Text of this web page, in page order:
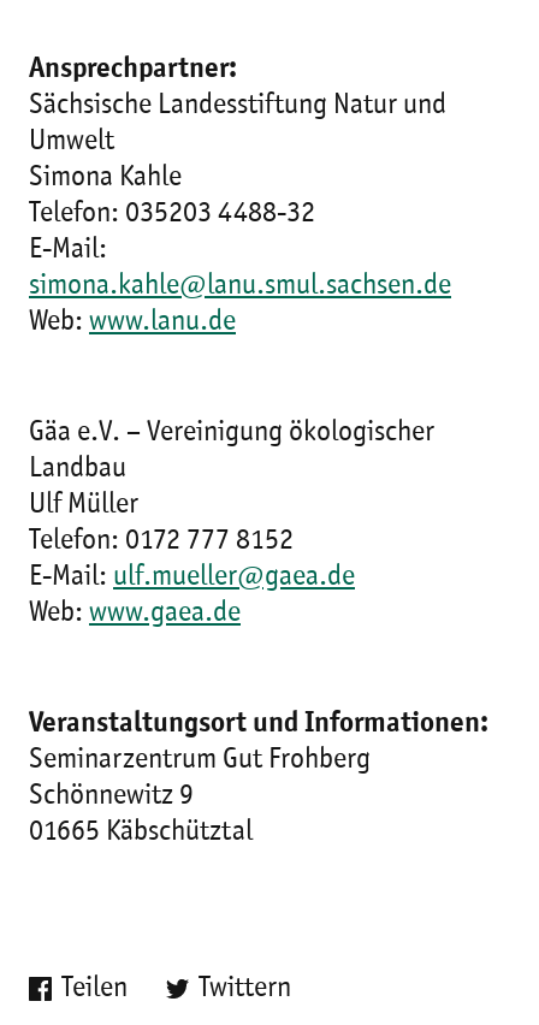
Ansprechpartner:
Sächsische Landesstiftung Natur und
Umwelt
Simona Kahle
Telefon: 035203 4488-32
E-Mail:
simona.kahle@lanu.smul.sachsen.de
Web: www.lanu.de
Gäa e.V. – Vereinigung ökologischer
Landbau
Ulf Müller
Telefon: 0172 777 8152
E-Mail: ulf.mueller@gaea.de
Web: www.gaea.de
Veranstaltungsort und Informationen:
Seminarzentrum Gut Frohberg
Schönnewitz 9
01665 Käbschütztal
Teilen Twittern